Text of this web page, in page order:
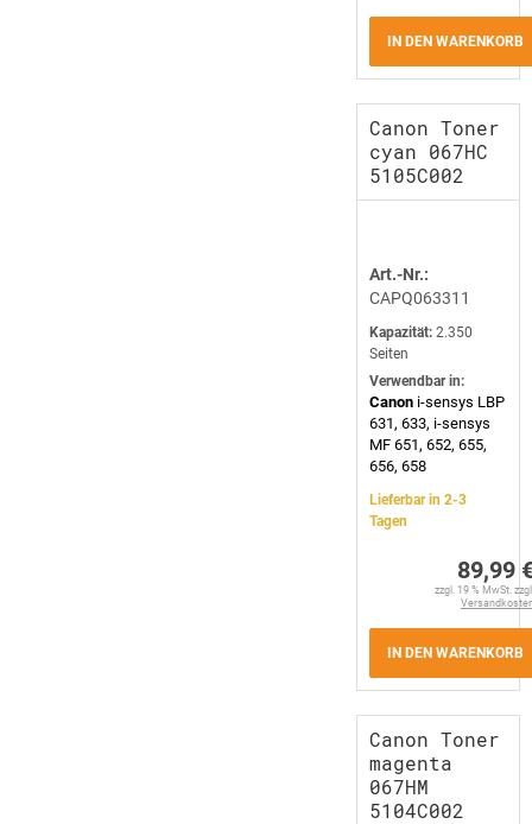
IN DEN WARENKORB
Canon Toner
cyan 067HC
5105C002
Art.-Nr.:
CAPQ063311
Kapazität: 2.350
Seiten
Verwendbar in:
Canon i-sensys LBP
631, 633, i-sensys
MF 651, 652, 655,
656, 658
Lieferbar in 2-3
Tagen
89,99
zzgl. 19 % MwSt.
IN DEN WARENKORB
Canon Toner
magenta
067HM
5104C002